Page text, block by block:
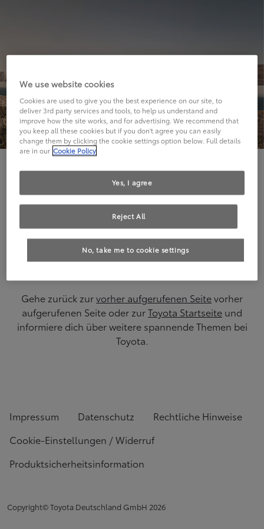
Hier geht's leider nicht weiter.
Die angeforderte Seite kann leider nicht gefunden
werden.
Gehe zurück zurvorher aufgerufenen Seitevorher
aufgerufenen Seite oder zurToyota Startseite und
informiere dich über weitere spannende Themen bei
Toyota.
Impressum Datenschutz
Rechtliche Hinweise
Cookie-Einstellungen / Widerruf
Produktsicherheitsinformation
Copyright© Toyota Deutschland GmbH 2026
We use website cookies
Cookies are used to give you the best experience on our site, to
deliver 3rd party services and tools, to help us understand and
improve how the site works, and for advertising. We recommend that
you keep all these cookies but if you don't agree you can easily
change them by clicking the cookie settings option below. Full details
are in our Cookie Policy
No, take me to cookie settings
Reject All
Yes, I agree